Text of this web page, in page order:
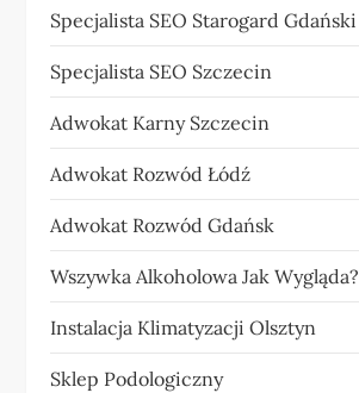
Specjalista SEO Starogard Gdański
Specjalista SEO Szczecin
Adwokat Karny Szczecin
Adwokat Rozwód Łódź
Adwokat Rozwód Gdańsk
Wszywka Alkoholowa Jak Wygląda?
Instalacja Klimatyzacji Olsztyn
Sklep Podologiczny